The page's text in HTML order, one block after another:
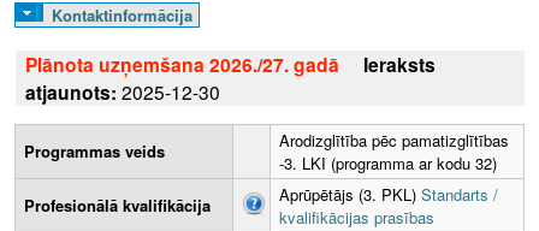
Kontaktinformācija
Plānota uzņemšana 2026./27. gadā
Ieraksts
atjaunots: 2025-12-30
Programmas veids
Arodizglītība pēc pamatizglītības
-3. LKI (programma ar kodu 32)
Profesionālā kvalifikācija
Aprūpētājs (3. PKL) Standarts /
kvalifikācijas prasības